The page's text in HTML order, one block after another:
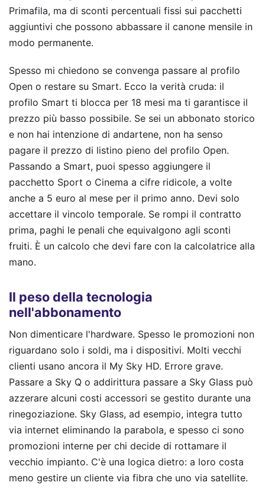
Primafila, ma di sconti percentuali fissi sui pacchetti
aggiuntivi che possono abbassare il canone mensile in
modo permanente.
Spesso mi chiedono se convenga passare al profilo
Open o restare su Smart. Ecco la verità cruda: il
profilo Smart ti blocca per 18 mesi ma ti garantisce il
prezzo più basso possibile. Se sei un abbonato storico
e non hai intenzione di andartene, non ha senso
pagare il prezzo di listino pieno del profilo Open.
Passando a Smart, puoi spesso aggiungere il
pacchetto Sport o Cinema a cifre ridicole, a volte
anche a 5 euro al mese per il primo anno. Devi solo
accettare il vincolo temporale. Se rompi il contratto
prima, paghi le penali che equivalgono agli sconti
fruiti. È un calcolo che devi fare con la calcolatrice alla
mano.
Il peso della tecnologia
nell'abbonamento
Non dimenticare l'hardware. Spesso le promozioni non
riguardano solo i soldi, ma i dispositivi. Molti vecchi
clienti usano ancora il My Sky HD. Errore grave.
Passare a Sky Q o addirittura passare a Sky Glass può
azzerare alcuni costi accessori se gestito durante una
rinegoziazione. Sky Glass, ad esempio, integra tutto
via internet eliminando la parabola, e spesso ci sono
promozioni interne per chi decide di rottamare il
vecchio impianto. C'è una logica dietro: a loro costa
meno gestire un cliente via fibra che uno via satellite.